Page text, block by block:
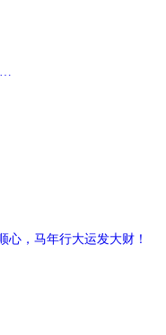
心，马年行大运发大财！